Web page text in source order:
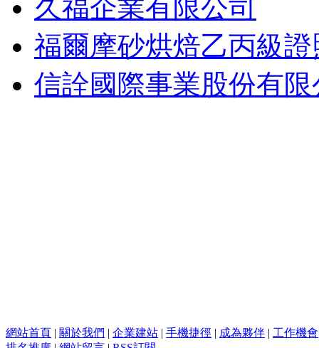
久福企業有限公司
福爾摩砂烘焙乙丙級
信詮國際事業股份有限
網站首頁 | 關於我們 | 企業建站 | 手機捷徑 | 成為夥伴 | 工作機會